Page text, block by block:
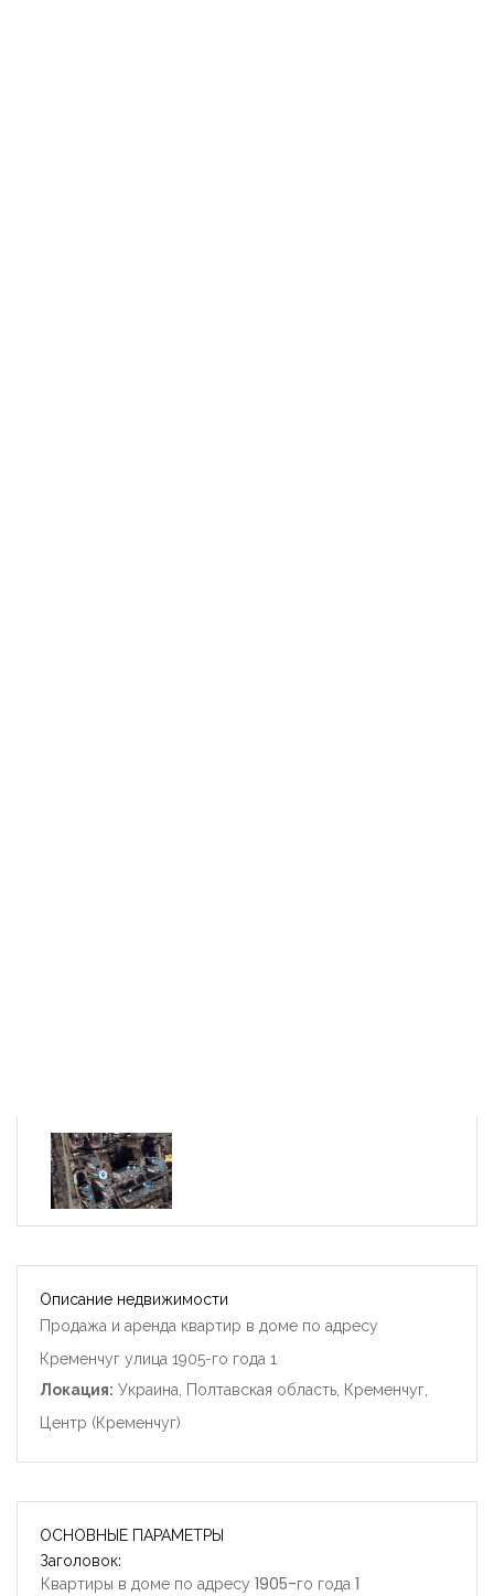
Описание недвижимости
Продажа и аренда квартир в доме по адресу
Кременчуг улица 1905-го года 1
Локация: Украина, Полтавская область, Кременчуг,
Центр (Кременчуг)
ОСНОВНЫЕ ПАРАМЕТРЫ
Заголовок:
Квартиры в доме по адресу 1905-го года 1